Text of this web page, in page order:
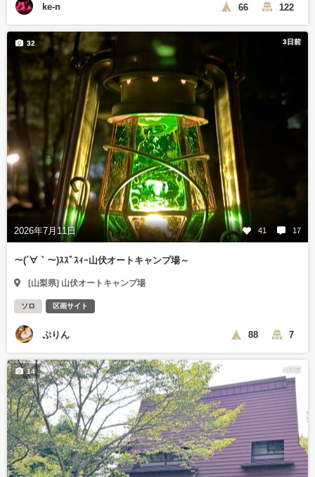
ke-n 66 122
3日前
2026年7月11日 41 17
32
～(´∀｀～)ｽｽﾞｽｨｰ山伏オートキャンプ場～
[山梨県] 山伏オートキャンプ場
ソロ 区画サイト
ぷりん 88 7
4日前
14